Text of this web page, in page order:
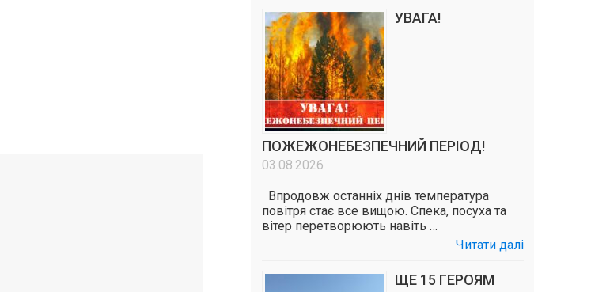
УВАГА!
ПОЖЕЖОНЕБЕЗПЕЧНИЙ ПЕРІОД!
03.08.2026
Впродовж останніх днів температура
повітря стає все вищою. Спека, посуха та
вітер перетворюють навіть …
Читати далі
ЩЕ 15 ГЕРОЯМ